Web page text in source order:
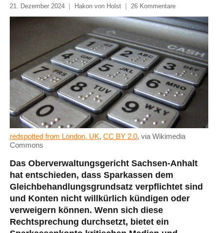
21. Dezember 2024 Hakon von Holst 26 Kommentare
redspotted from London, UK, CC BY 2.0, via Wikimedia
Commons
Das Oberverwaltungsgericht Sachsen-Anhalt
hat entschieden, dass Sparkassen dem
Gleichbehandlungsgrundsatz verpflichtet sind
und Konten nicht willkürlich kündigen oder
verweigern können. Wenn sich diese
Rechtsprechung durchsetzt, bietet ein